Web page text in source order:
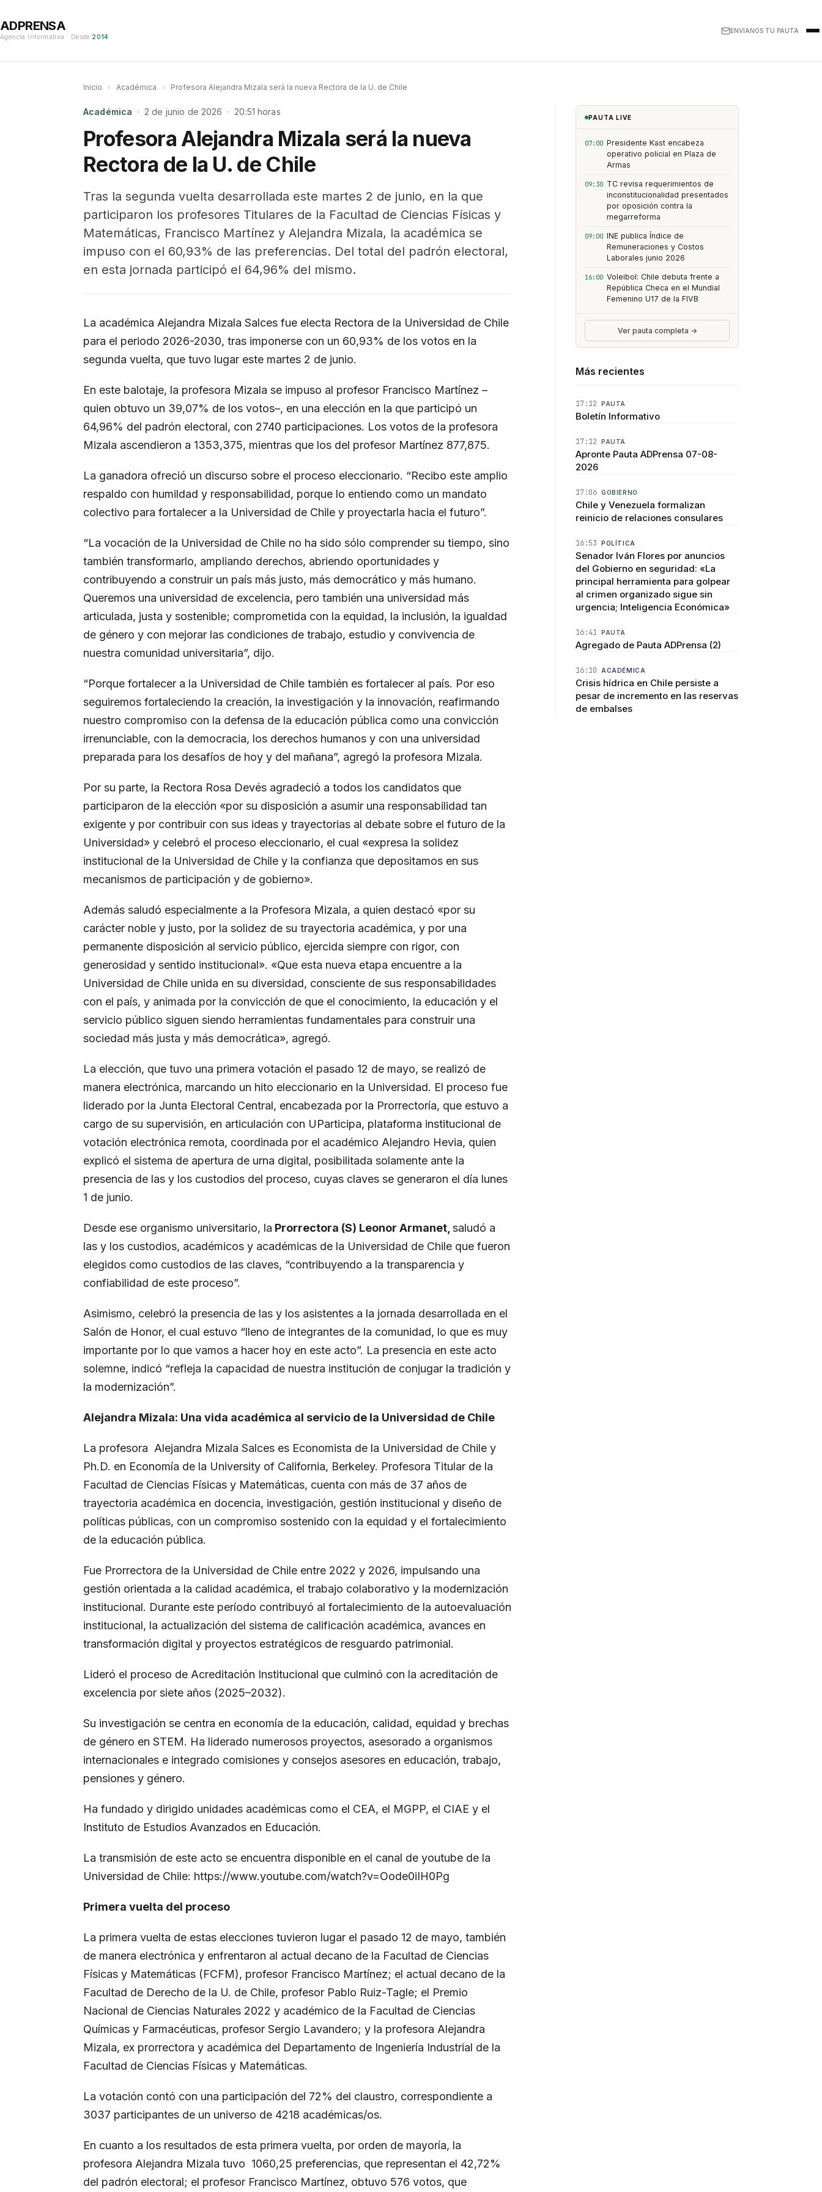
ADPRENSA
Agencia Informativa · Desde 2014
ENVÍANOS TU PAUTA
Inicio › Académica › Profesora Alejandra Mizala será la nueva Rectora de la U. de Chile
Académica · 2 de junio de 2026 · 20:51 horas
Profesora Alejandra Mizala será la nueva
Rectora de la U. de Chile
Tras la segunda vuelta desarrollada este martes 2 de junio, en la que
participaron los profesores Titulares de la Facultad de Ciencias Físicas y
Matemáticas, Francisco Martínez y Alejandra Mizala, la académica se
impuso con el 60,93% de las preferencias. Del total del padrón electoral,
en esta jornada participó el 64,96% del mismo.
La académica Alejandra Mizala Salces fue electa Rectora de la Universidad de Chile
para el periodo 2026-2030, tras imponerse con un 60,93% de los votos en la
segunda vuelta, que tuvo lugar este martes 2 de junio.
En este balotaje, la profesora Mizala se impuso al profesor Francisco Martínez –
quien obtuvo un 39,07% de los votos–, en una elección en la que participó un
64,96% del padrón electoral, con 2740 participaciones. Los votos de la profesora
Mizala ascendieron a 1353,375, mientras que los del profesor Martínez 877,875.
La ganadora ofreció un discurso sobre el proceso eleccionario. “Recibo este amplio
respaldo con humildad y responsabilidad, porque lo entiendo como un mandato
colectivo para fortalecer a la Universidad de Chile y proyectarla hacia el futuro”.
“La vocación de la Universidad de Chile no ha sido sólo comprender su tiempo, sino
también transformarlo, ampliando derechos, abriendo oportunidades y
contribuyendo a construir un país más justo, más democrático y más humano.
Queremos una universidad de excelencia, pero también una universidad más
articulada, justa y sostenible; comprometida con la equidad, la inclusión, la igualdad
de género y con mejorar las condiciones de trabajo, estudio y convivencia de
nuestra comunidad universitaria”, dijo.
“Porque fortalecer a la Universidad de Chile también es fortalecer al país. Por eso
seguiremos fortaleciendo la creación, la investigación y la innovación, reafirmando
nuestro compromiso con la defensa de la educación pública como una convicción
irrenunciable, con la democracia, los derechos humanos y con una universidad
preparada para los desafíos de hoy y del mañana”, agregó la profesora Mizala.
Por su parte, la Rectora Rosa Devés agradeció a todos los candidatos que
participaron de la elección «por su disposición a asumir una responsabilidad tan
exigente y por contribuir con sus ideas y trayectorias al debate sobre el futuro de la
Universidad» y celebró el proceso eleccionario, el cual «expresa la solidez
institucional de la Universidad de Chile y la confianza que depositamos en sus
mecanismos de participación y de gobierno».
Además saludó especialmente a la Profesora Mizala, a quien destacó «por su
carácter noble y justo, por la solidez de su trayectoria académica, y por una
permanente disposición al servicio público, ejercida siempre con rigor, con
generosidad y sentido institucional». «Que esta nueva etapa encuentre a la
Universidad de Chile unida en su diversidad, consciente de sus responsabilidades
con el país, y animada por la convicción de que el conocimiento, la educación y el
servicio público siguen siendo herramientas fundamentales para construir una
sociedad más justa y más democrática», agregó.
La elección, que tuvo una primera votación el pasado 12 de mayo, se realizó de
manera electrónica, marcando un hito eleccionario en la Universidad. El proceso fue
liderado por la Junta Electoral Central, encabezada por la Prorrectoría, que estuvo a
cargo de su supervisión, en articulación con UParticipa, plataforma institucional de
votación electrónica remota, coordinada por el académico Alejandro Hevia, quien
explicó el sistema de apertura de urna digital, posibilitada solamente ante la
presencia de las y los custodios del proceso, cuyas claves se generaron el día lunes
1 de junio.
Desde ese organismo universitario, la Prorrectora (S) Leonor Armanet, saludó a
las y los custodios, académicos y académicas de la Universidad de Chile que fueron
elegidos como custodios de las claves, “contribuyendo a la transparencia y
confiabilidad de este proceso”.
Asimismo, celebró la presencia de las y los asistentes a la jornada desarrollada en el
Salón de Honor, el cual estuvo “lleno de integrantes de la comunidad, lo que es muy
importante por lo que vamos a hacer hoy en este acto”. La presencia en este acto
solemne, indicó “refleja la capacidad de nuestra institución de conjugar la tradición y
la modernización”.
Alejandra Mizala: Una vida académica al servicio de la Universidad de Chile
La profesora Alejandra Mizala Salces es Economista de la Universidad de Chile y
Ph.D. en Economía de la University of California, Berkeley. Profesora Titular de la
Facultad de Ciencias Físicas y Matemáticas, cuenta con más de 37 años de
trayectoria académica en docencia, investigación, gestión institucional y diseño de
políticas públicas, con un compromiso sostenido con la equidad y el fortalecimiento
de la educación pública.
Fue Prorrectora de la Universidad de Chile entre 2022 y 2026, impulsando una
gestión orientada a la calidad académica, el trabajo colaborativo y la modernización
institucional. Durante este período contribuyó al fortalecimiento de la autoevaluación
institucional, la actualización del sistema de calificación académica, avances en
transformación digital y proyectos estratégicos de resguardo patrimonial.
Lideró el proceso de Acreditación Institucional que culminó con la acreditación de
excelencia por siete años (2025–2032).
Su investigación se centra en economía de la educación, calidad, equidad y brechas
de género en STEM. Ha liderado numerosos proyectos, asesorado a organismos
internacionales e integrado comisiones y consejos asesores en educación, trabajo,
pensiones y género.
Ha fundado y dirigido unidades académicas como el CEA, el MGPP, el CIAE y el
Instituto de Estudios Avanzados en Educación.
La transmisión de este acto se encuentra disponible en el canal de youtube de la
Universidad de Chile: https://www.youtube.com/watch?v=Oode0iIH0Pg
Primera vuelta del proceso
La primera vuelta de estas elecciones tuvieron lugar el pasado 12 de mayo, también
de manera electrónica y enfrentaron al actual decano de la Facultad de Ciencias
Físicas y Matemáticas (FCFM), profesor Francisco Martínez; el actual decano de la
Facultad de Derecho de la U. de Chile, profesor Pablo Ruiz-Tagle; el Premio
Nacional de Ciencias Naturales 2022 y académico de la Facultad de Ciencias
Químicas y Farmacéuticas, profesor Sergio Lavandero; y la profesora Alejandra
Mizala, ex prorrectora y académica del Departamento de Ingeniería Industrial de la
Facultad de Ciencias Físicas y Matemáticas.
La votación contó con una participación del 72% del claustro, correspondiente a
3037 participantes de un universo de 4218 académicas/os.
En cuanto a los resultados de esta primera vuelta, por orden de mayoría, la
profesora Alejandra Mizala tuvo 1060,25 preferencias, que representan el 42,72%
del padrón electoral; el profesor Francisco Martínez, obtuvo 576 votos, que
PAUTA LIVE
07:00 Presidente Kast encabeza
operativo policial en Plaza de
Armas
09:30 TC revisa requerimientos de
inconstitucionalidad presentados
por oposición contra la
megarreforma
09:00 INE publica Índice de
Remuneraciones y Costos
Laborales junio 2026
16:00 Voleibol: Chile debuta frente a
República Checa en el Mundial
Femenino U17 de la FIVB
Ver pauta completa →
Más recientes
17:12 PAUTA
Boletín Informativo
17:12 PAUTA
Apronte Pauta ADPrensa 07-08-
2026
17:06 GOBIERNO
Chile y Venezuela formalizan
reinicio de relaciones consulares
16:53 POLÍTICA
Senador Iván Flores por anuncios
del Gobierno en seguridad: «La
principal herramienta para golpear
al crimen organizado sigue sin
urgencia; Inteligencia Económica»
16:41 PAUTA
Agregado de Pauta ADPrensa (2)
16:10 ACADÉMICA
Crisis hídrica en Chile persiste a
pesar de incremento en las reservas
de embalses